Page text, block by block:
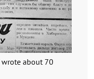
wrote about 70